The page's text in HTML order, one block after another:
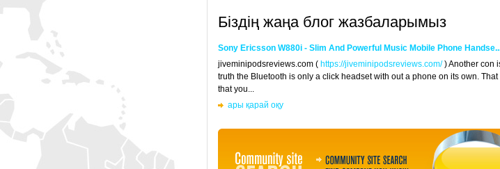
Біздің жаңа блог жазбаларымыз
Sony Ericsson W880i - Slim And Powerful Music Mobile Phone
jiveminipodsreviews.com ( https://jiveminipodsreviews.com/) Another con
truth the Bluetooth is only a click headset with out a phone on its own. That
that you...
ары қарай оқу